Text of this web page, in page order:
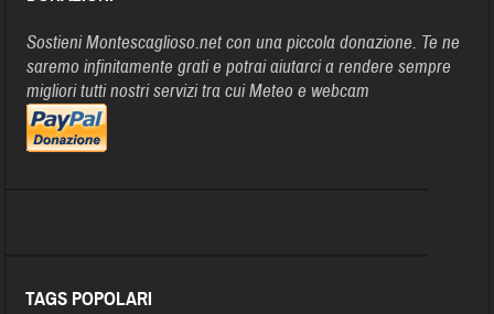
Sostieni Montescaglioso.net con una piccola donazione. Te ne
saremo infinitamente grati e potrai aiutarci a rendere sempre
migliori tutti nostri servizi tra cui Meteo e webcam
TAGS POPOLARI